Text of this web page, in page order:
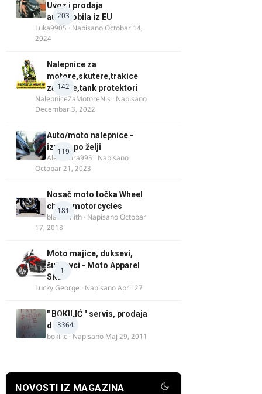
203
Uvoz i prodaja
automobila iz EU
Luka9905 · NapisanoOctobar 14,
2024
142
Nalepnice za
motore,skutere,trakice
za felne,tank protektori
NalepniceZaMotoreNis · Napisano
Decembar 3, 2022
119
Auto/moto nalepnice -
izrada po želji
Alexandra995 · Napisano
Octobar 21, 2023
181
Nosač moto točka Wheel
chock motorcycles
blacksmith · NapisanoOctobar
17, 2018
1
Moto majice, duksevi,
šuškavci - Moto Apparel
SRB
Lucky George · NapisanoApril 27
3364
" BOKILIĆ " servis, prodaja
delova
bokilic · Napisano Maj 29, 2011
NOVOSTI IZ MAGAZINA